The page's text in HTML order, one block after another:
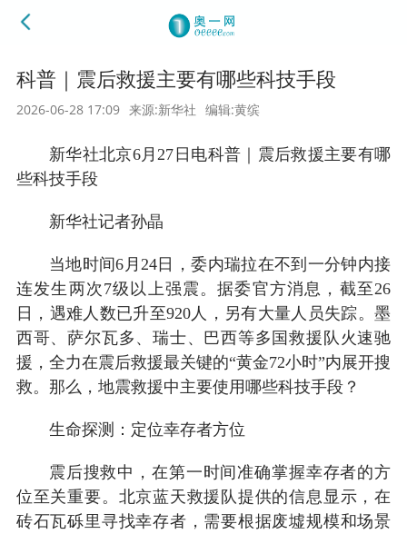
科普｜震后救援主要有哪些科技手段
2026-06-28 17:09 来源:新华社 编辑:黄缤
新华社北京6月27日电科普｜震后救援主要有哪
些科技手段
新华社记者孙晶
当地时间6月24日，委内瑞拉在不到一分钟内接
连发生两次7级以上强震。据委官方消息，截至26
日，遇难人数已升至920人，另有大量人员失踪。墨
西哥、萨尔瓦多、瑞士、巴西等多国救援队火速驰
援，全力在震后救援最关键的“黄金72小时”内展开搜
救。那么，地震救援中主要使用哪些科技手段？
生命探测：定位幸存者方位
震后搜救中，在第一时间准确掌握幸存者的方
位至关重要。北京蓝天救援队提供的信息显示，在
砖石瓦砾里寻找幸存者，需要根据废墟规模和场景